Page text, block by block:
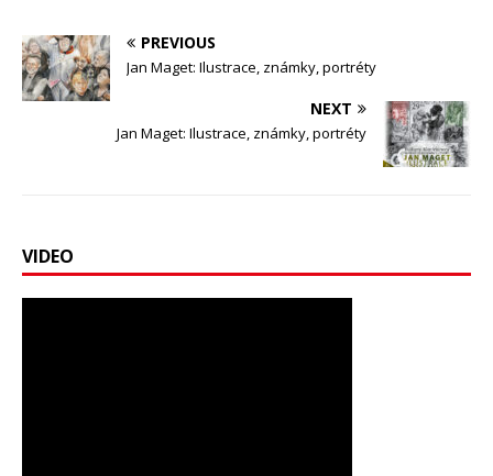
PREVIOUS
Jan Maget: Ilustrace, známky, portréty
NEXT
Jan Maget: Ilustrace, známky, portréty
VIDEO